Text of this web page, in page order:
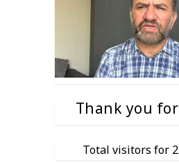
Thank you
Total visitors for